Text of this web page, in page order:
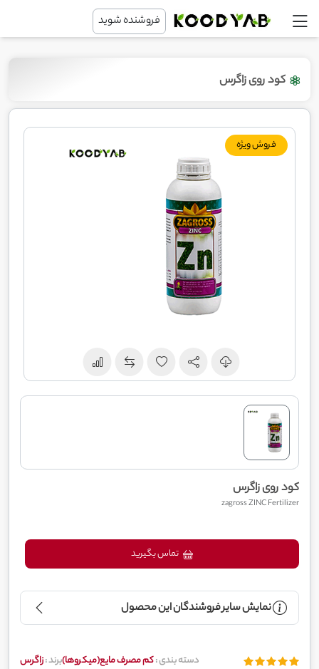
فروشنده شوید
کود روی زاگرس
فروش ویژه
کود روی زاگرس
zagross ZINC Fertilizer
نمایش سایر فروشندگان این محصول
دسته بندی :کم مصرف مایع(میکروها)برند :زاگرس